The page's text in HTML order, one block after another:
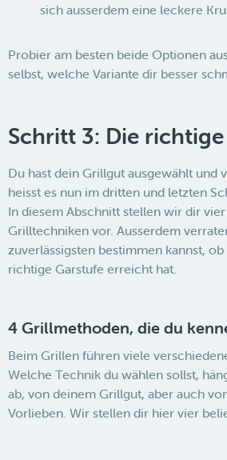
sich ausserdem eine leckere
Probier am besten beide Optionen
selbst, welche Variante dir besser
Schritt 3: Die
Du hast dein Grillgut ausgewählt und
heisst es nun im dritten und letzten
In diesem Abschnitt stellen wir dir
Grilltechniken vor. Ausserdem
zuverlässigsten bestimmen kannst,
richtige Garstufe erreicht hat.
4 Grillmethoden, die du
Beim Grillen führen viele
Welche Technik du wählen sollst,
ab, von deinem Grillgut, aber auch
Vorlieben. Wir stellen dir hier vier